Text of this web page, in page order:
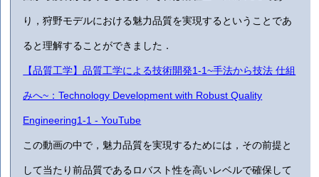
り，狩野モデルにおける魅力品質を実現するということであ
ると理解することができました．
【品質工学】品質工学による技術開発1-1~手法から技法 仕組
みへ~：Technology Development with Robust Quality
Engineering1-1 - YouTube
この動画の中で，魅力品質を実現するためには，その前提と
して当たり前品質であるロバスト性を高いレベルで確保して